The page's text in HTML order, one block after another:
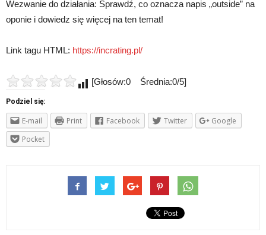
Wezwanie do działania: Sprawdź, co oznacza napis „outside” na
oponie i dowiedz się więcej na ten temat!
Link tagu HTML: https://incrating.pl/
[Głosów:0 Średnia:0/5]
Podziel się:
E-mail Print Facebook Twitter
Google
Pocket